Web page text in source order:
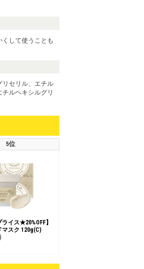
して使うことも
リセリル、エチル
ルヘキシルグリ
5位
ライス★20%OFF】
スク 120g(C)